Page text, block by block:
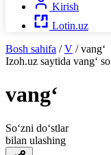
Kirish
Lotin.uz
Bosh sahifa / V / vang‘
Izoh.uz saytida vang‘
vang‘
So‘zni do‘stlar
bilan ulashing